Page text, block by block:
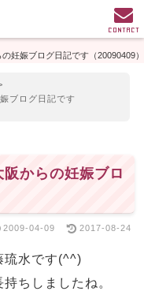
妊娠ブログ日記です（20090409）
ブログ日記です
からの妊娠ブロ
2009-04-09 2017-08-24
琉水です(^^)
ちしましたね。
CONTACT